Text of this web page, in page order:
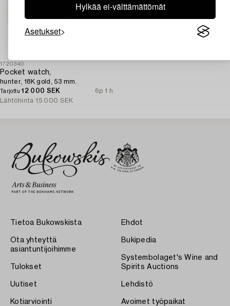
Hylkää ei-välttämättömät
Asetukset
1720340
Pocket watch,
hunter, 18K gold, 53 mm.
Tarjottu12 000 SEK
6p 1 h
Lähtöhinta 15 000 SEK
Tietoa Bukowskista
Ota yhteyttä
asiantuntijoihimme
Tulokset
Uutiset
Kotiarviointi
Ehdot
Bukipedia
Systembolaget's Wine and
Spirits Auctions
Lehdistö
Avoimet työpaikat